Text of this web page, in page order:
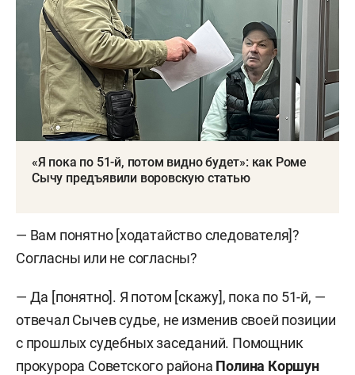
«Я пока по 51-й, потом видно будет»: как Роме
Сычу предъявили воровскую статью
— Вам понятно [ходатайство следователя]?
Согласны или не согласны?
— Да [понятно]. Я потом [скажу], пока по 51-й, —
отвечал Сычев судье, не изменив своей позиции
с прошлых судебных заседаний. Помощник
прокурора Советского района Полина Коршун